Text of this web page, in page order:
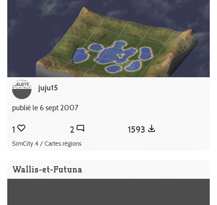
juju15
publié le 6 sept 2007
1 2 1593
SimCity 4 / Cartes régions
Wallis-et-Futuna